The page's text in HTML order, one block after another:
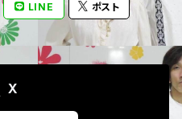
LINE ポスト
X